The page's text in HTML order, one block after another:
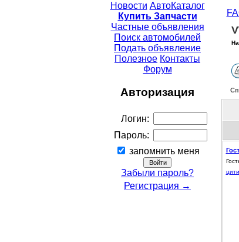
Новости АвтоКаталог
Купить Запчасти
Частные объявления
Поиск автомобилей
Подать объявление
Полезное Контакты
Форум
Авторизация
Логин:
Пароль:
запомнить меня
Забыли пароль?
Регистрация →